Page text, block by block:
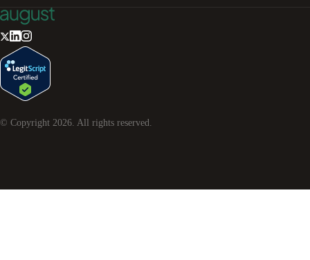
© Copyright 2026 . All rights reserved.